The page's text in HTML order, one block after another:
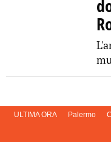
ULTIMA ORA Palermo